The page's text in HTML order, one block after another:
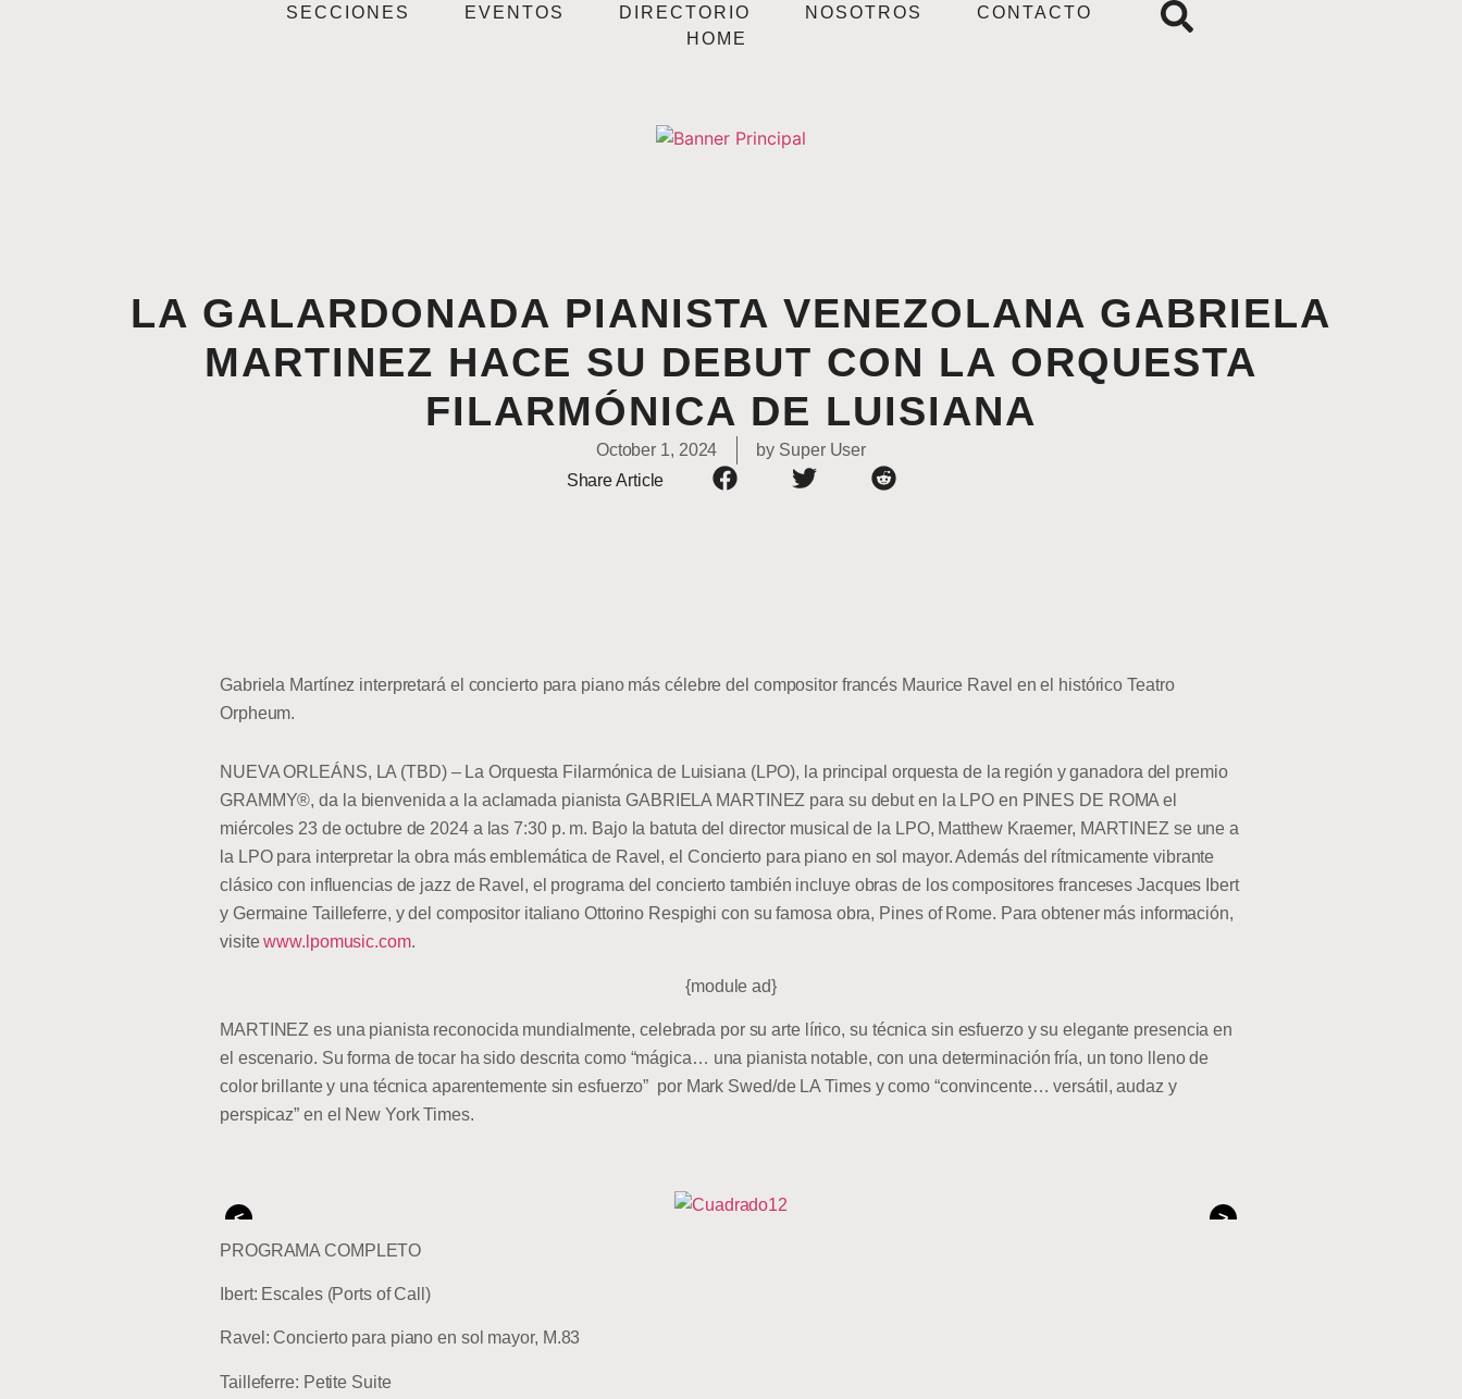
SECCIONES EVENTOS DIRECTORIO NOSOTROS
CONTACTO
HOME
LA GALARDONADA PIANISTA VENEZOLANA GABRIELA
MARTINEZ HACE SU DEBUT CON LA ORQUESTA
FILARMÓNICA DE LUISIANA
October 1, 2024 by Super User
Share Article
Gabriela Martínez interpretará el concierto para piano más célebre del compositor francés Maurice Ravel en el histórico Teatro
Orpheum.
NUEVA ORLEÁNS, LA (TBD) – La Orquesta Filarmónica de Luisiana (LPO), la principal orquesta de la región y ganadora del premio
GRAMMY®, da la bienvenida a la aclamada pianista GABRIELA MARTINEZ para su debut en la LPO en PINES DE ROMA el
miércoles 23 de octubre de 2024 a las 7:30 p. m. Bajo la batuta del director musical de la LPO, Matthew Kraemer, MARTINEZ se une a
la LPO para interpretar la obra más emblemática de Ravel, el Concierto para piano en sol mayor. Además del rítmicamente vibrante
clásico con influencias de jazz de Ravel, el programa del concierto también incluye obras de los compositores franceses Jacques Ibert
y Germaine Tailleferre, y del compositor italiano Ottorino Respighi con su famosa obra, Pines of Rome. Para obtener más información,
visitewww.lpomusic.com.
{module ad}
MARTINEZ es una pianista reconocida mundialmente, celebrada por su arte lírico, su técnica sin esfuerzo y su elegante presencia en
el escenario. Su forma de tocar ha sido descrita como “mágica… una pianista notable, con una determinación fría, un tono lleno de
color brillante y una técnica aparentemente sin esfuerzo” por Mark Swed/de LA Times y como “convincente… versátil, audaz y
perspicaz” en el New York Times.
<
>
PROGRAMA COMPLETO
Ibert: Escales (Ports of Call)
Ravel: Concierto para piano en sol mayor, M.83
Tailleferre: Petite Suite